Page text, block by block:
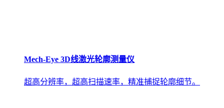
Mech-Eye 3D线激光轮廓测量仪
超高分辨率，超高扫描速率，精准捕捉轮廓细节。